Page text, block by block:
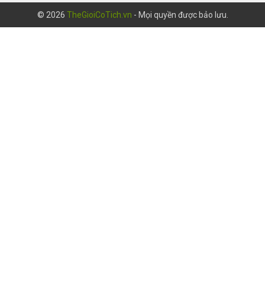
© 2026 TheGioiCoTich.vn - Mọi quyền được bảo lưu.